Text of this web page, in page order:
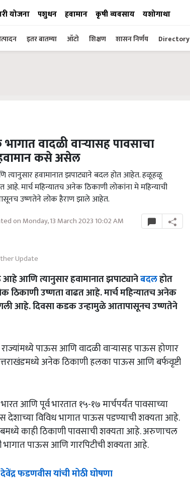
योजना पशुधन हवामान कृषी व्यवसाय यशोगाथा
इतर बातम्या ऑटो शिक्षण शासन निर्णय Directory
वादळी वाऱ्यासह पावसाचा
कसे असेल
हवामानात झपाट्याने बदल होत आहेत. हळूहळू
मार्च महिन्यातच अनेक ठिकाणी लोकांना मे महिन्याची
उष्णतेने लोक हैराण झाले आहेत.
on Monday, 13 March 2023 10:02 AM
Update
आणि त्यानुसार हवामानात झपाट्यानेबदलहोत
उष्णता वाढत आहे. मार्च महिन्यातच अनेक
आहे. दिवसा कडक उन्हामुळे आतापासूनच उष्णतेने
पाऊस आणि वादळी वाऱ्यासह पाऊस होणार
अनेक ठिकाणी हलका पाऊस आणि बर्फवृष्टी
आणि पूर्व भारतात १५-१७ मार्चपर्यंत पावसाच्या
देशाच्या विविध भागात पाऊस पडण्याची शक्यता आहे.
काही ठिकाणी पावसाची शक्यता आहे. अरुणाचल
भागात पाऊस आणि गारपिटीची शक्यता आहे.
फडणवीस यांची मोठी घोषणा